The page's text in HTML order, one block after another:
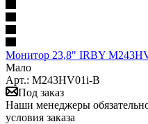
Монитор 23,8" IRBY
Мало
Арт.: M243HV01i-B
Под заказ
Наши менеджеры
условия заказа